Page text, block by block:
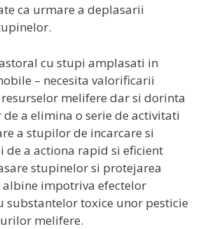
ca urmare a deplasarii
cu stupi amplasati in
– necesita valorificarii
melifere dar si dorinta
a elimina o serie de activitati
a stupilor de incarcare si
de a actiona rapid si eficient
stupinelor si protejarea
impotriva efectelor
substantelor toxice unor pesticie
melifere.